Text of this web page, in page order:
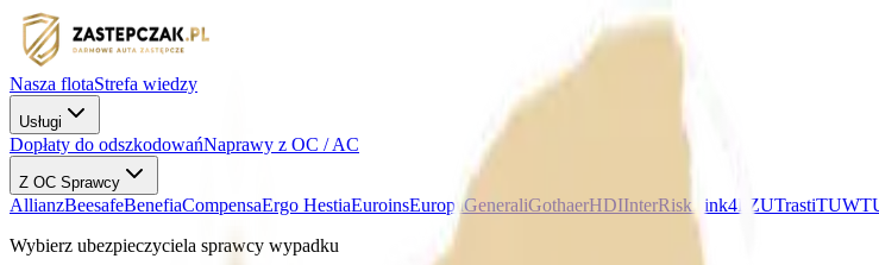
Nasza flotaStrefa wiedzy
Usługi
Dopłaty do odszkodowańNaprawy z OC / AC
Z OC Sprawcy
AllianzBeesafeBenefiaCompensaErgo HestiaEuroinsEuropaGeneraliGothaerHDIInterRisk Link4PZUTrastiTUW
Wybierz ubezpieczyciela sprawcy wypadku